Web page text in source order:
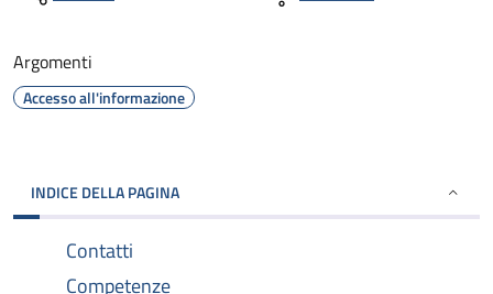
Argomenti
Accesso all'informazione
INDICE DELLA PAGINA
Contatti
Competenze